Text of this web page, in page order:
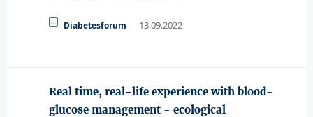
Diabetesforum 13.09.2022
Real time, real-life experience with blood-
glucose management - ecological